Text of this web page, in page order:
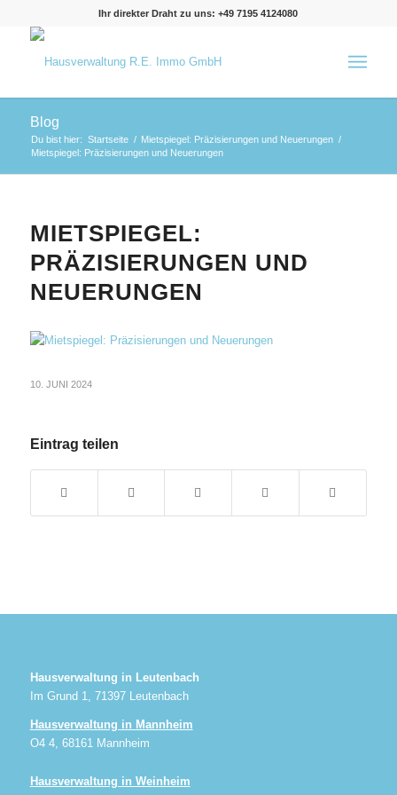
Ihr direkter Draht zu uns: +49 7195 4124080
Blog
Du bist hier: Startseite / Mietspiegel: Präzisierungen und Neuerungen /
Mietspiegel: Präzisierungen und Neuerungen
MIETSPIEGEL:
PRÄZISIERUNGEN UND
NEUERUNGEN
10. JUNI 2024
Eintrag teilen
Hausverwaltung in Leutenbach
Im Grund 1, 71397 Leutenbach
Hausverwaltung in Mannheim
O4 4, 68161 Mannheim
Hausverwaltung in Weinheim